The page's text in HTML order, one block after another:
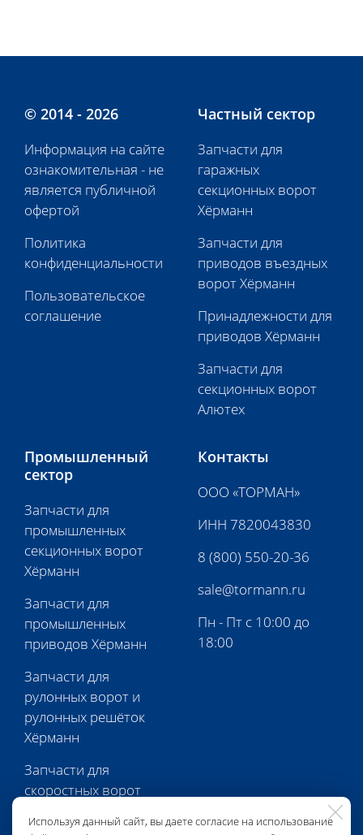
Используя данный сайт, вы даете согласие на использование
© 2014 - 2026
Информация на сайте
ознакомительная - не
является публичной
офертой
Политика
конфиденциальности
Пользовательское
соглашение
Частный сектор
Запчасти для
гаражных
секционных ворот
Хёрманн
Запчасти для
приводов въездных
ворот Хёрманн
Принадлежности для
приводов Хёрманн
Запчасти для
секционных ворот
Алютех
Промышленный
сектор
Запчасти для
промышленных
секционных ворот
Хёрманн
Запчасти для
промышленных
приводов Хёрманн
Запчасти для
рулонных ворот и
рулонных решёток
Хёрманн
Запчасти для
скоростных ворот
Контакты
ООО «ТОРМАН»
ИНН 7820043830
8 (800) 550-20-36
sale@tormann.ru
Пн - Пт с 10:00 до
18:00